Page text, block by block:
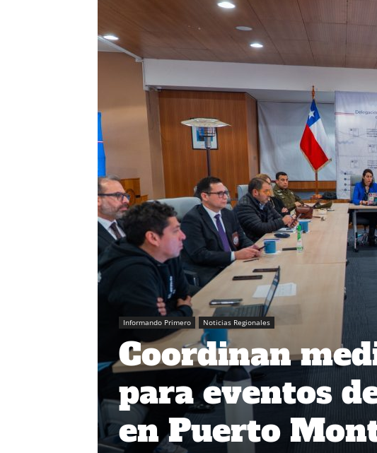
Informando Primero Noticias Regionales
Coordinan
para eventos
en Puerto